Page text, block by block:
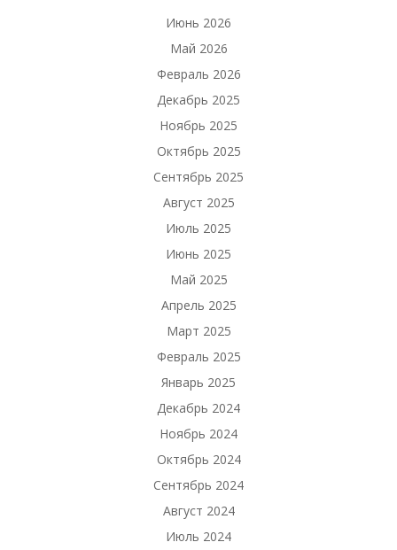
Июнь 2026
Май 2026
Февраль 2026
Декабрь 2025
Ноябрь 2025
Октябрь 2025
Сентябрь 2025
Август 2025
Июль 2025
Июнь 2025
Май 2025
Апрель 2025
Март 2025
Февраль 2025
Январь 2025
Декабрь 2024
Ноябрь 2024
Октябрь 2024
Сентябрь 2024
Август 2024
Июль 2024